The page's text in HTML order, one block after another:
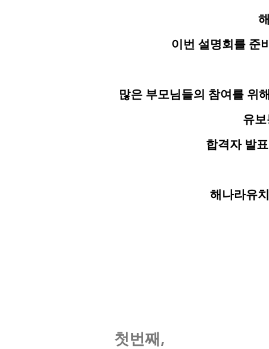
이번 설명회를 준
많은 부모님들의 참여를 위
유
합격자 발
해나라유
첫번째,